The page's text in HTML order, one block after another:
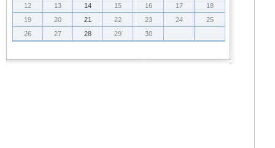
12
13 14 15 16 17
18
19
20 21 22 23 24
25
26
27 28 29 30